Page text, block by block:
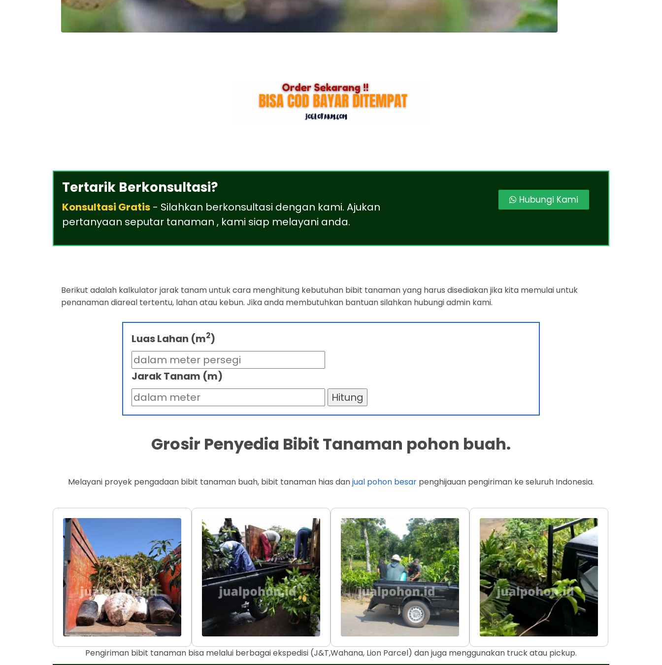
Tertarik Berkonsultasi?
Konsultasi Gratis - Silahkan berkonsultasi dengan kami. Ajukan
pertanyaan seputar tanaman , kami siap melayani anda.
Hubungi Kami
Berikut adalah kalkulator jarak tanam untuk cara menghitung kebutuhan bibit tanaman yang harus disediakan jika kita memulai untuk
penanaman diareal tertentu, lahan atau kebun. Jika anda membutuhkan bantuan silahkan hubungi admin kami.
Luas Lahan (m2)
Jarak Tanam (m)
Hitung
Grosir Penyedia Bibit Tanaman pohon buah.
Melayani proyek pengadaan bibit tanaman buah, bibit tanaman hias danjual pohon besar penghijauan pengiriman ke seluruh Indonesia.
Pengiriman bibit tanaman bisa melalui berbagai ekspedisi (J&T,Wahana, Lion Parcel) dan juga menggunakan truck atau pickup.